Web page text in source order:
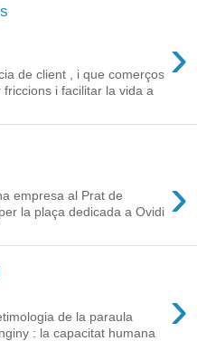
›
de client , i que comerços
i facilitar la vida a
›
empresa al Prat de
la plaça dedicada a Ovidi
›
de la paraula
: la capacitat humana